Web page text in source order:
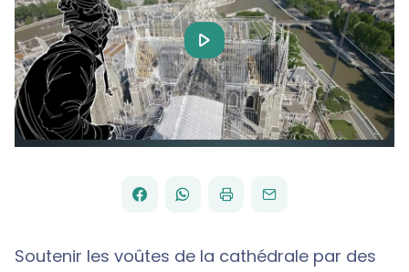
Play
Video
PARTAGER
FACEBOOK
PARTAGER
WHATSAPP
IMPRIMERENVOYER
PAR
EMAIL
Soutenir les voûtes de la cathédrale par des